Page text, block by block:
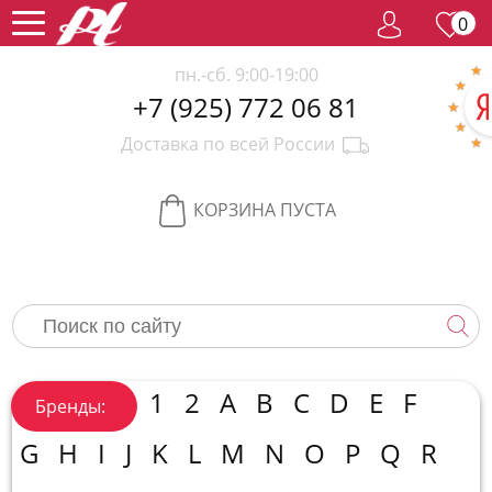
0
пн.-сб. 9:00-19:00
+7 (925) 772 06 81
Доставка по всей России
КОРЗИНА ПУСТА
Бренды: 1 2 A B C D E
F
G
H I J K L M N O P Q
R
Женский
парфюм
Мужской
парфюм
Селективный
косметика
Новинки
Хиты
продаж
Спецпредложение